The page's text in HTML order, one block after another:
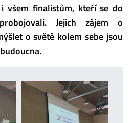
všem finalistům, kteří se do
Jejich zájem o
o světě kolem sebe jsou